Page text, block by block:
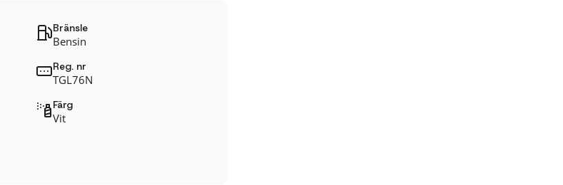
Bränsle
Bensin
Reg. nr
TGL76N
Färg
Vit